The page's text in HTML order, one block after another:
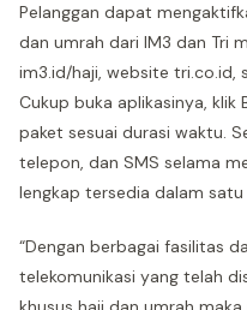
Pelanggan dapat
dan umrah dari IM3 dan Tri
im3.id/haji, website tri.co.id,
Cukup buka aplikasinya, klik
paket sesuai durasi waktu.
telepon, dan SMS selama
lengkap tersedia dalam satu
“Dengan berbagai fasilitas
telekomunikasi yang telah